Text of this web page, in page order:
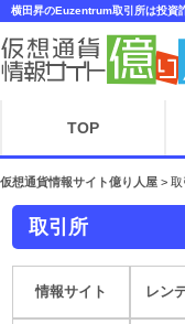
横田昇のEuzentrum取引所は投資
TOP
仮想通貨情報サイト億り人屋 > 取
取引所
情報サイト レン